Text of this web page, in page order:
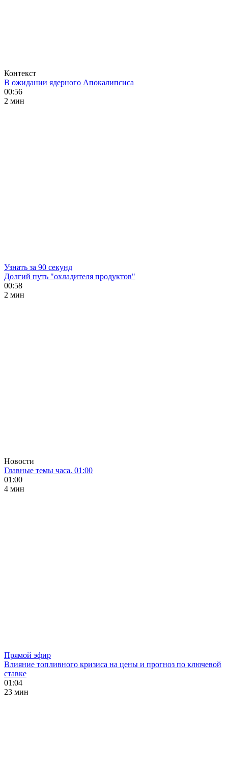
Контекст
В ожидании ядерного Апокалипсиса
00:56
2 мин
Узнать за 90 секунд
Долгий путь "охладителя продуктов"
00:58
2 мин
Новости
Главные темы часа. 01:00
01:00
4 мин
Прямой эфир
Влияние топливного кризиса на цены и прогноз по ключевой
ставке
01:04
23 мин